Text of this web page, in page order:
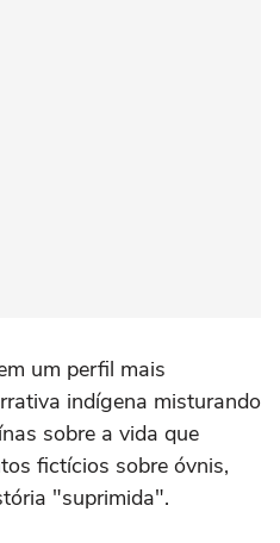
um perfil mais
indígena misturando
sobre a vida que
fictícios sobre óvnis,
"suprimida".